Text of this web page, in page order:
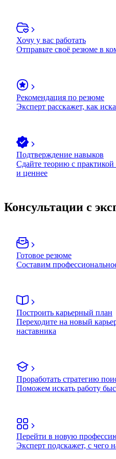
Хочу у вас работать
Отправьте своё резюме в
Рекомендация по резюме
Эксперт расскажет, как
Подтверждение навыков
Сдайте теорию с практикой
и ценнее
Консультации с
Готовое резюме
Составим
Построить карьерный план
Переходите на новый
наставника
Проработать стратегию
Поможем искать работу
Перейти в новую
Эксперт подскажет, с чего